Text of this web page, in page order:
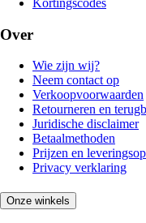
Over
Wie zijn wij?
Neem contact op
Verkoopvoorwaarden
Retourneren en
Juridische disclaimer
Betaalmethoden
Prijzen en
Privacy verklaring
Onze winkels